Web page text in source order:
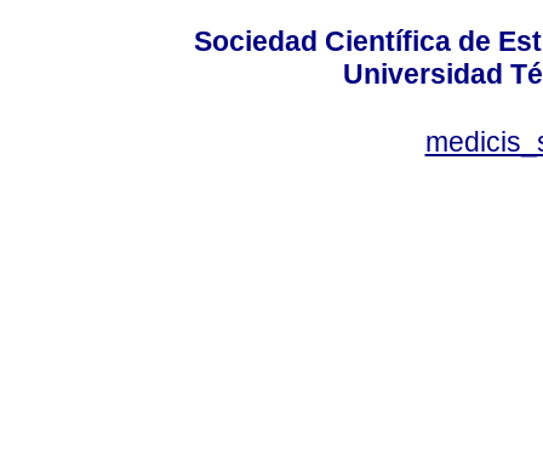
Sociedad Científica de
Universidad